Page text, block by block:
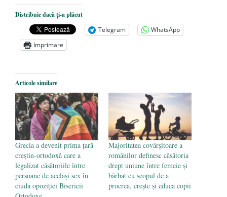
Cioloș, Cîțu și Iohannis încearcă să pună
România sub steagul curcubeului - 1 iulie
2021
Un blestem care aspiră la realitate:
octombrie 2019
Parada confuziei sexuale - 20 iunie 2019
Distribuie dacă ți-a plăcut
Telegram
WhatsApp
Imprimare
Articole similare
Grecia a devenit prima țară
creștin-ortodoxă care a
legalizat căsătoriile între
persoane de același sex în
ciuda opoziției Bisericii
Majoritatea covârșitoare a
românilor definesc căsătoria
drept uniune între femeie și
bărbat cu scopul de a
procrea, crește și educa copii